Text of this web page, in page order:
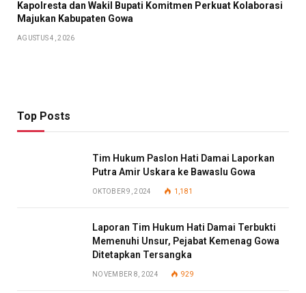
Kapolresta dan Wakil Bupati Komitmen Perkuat Kolaborasi
Majukan Kabupaten Gowa
AGUSTUS 4, 2026
Top Posts
Tim Hukum Paslon Hati Damai Laporkan
Putra Amir Uskara ke Bawaslu Gowa
OKTOBER 9, 2024 1,181
Laporan Tim Hukum Hati Damai Terbukti
Memenuhi Unsur, Pejabat Kemenag Gowa
Ditetapkan Tersangka
NOVEMBER 8, 2024 929